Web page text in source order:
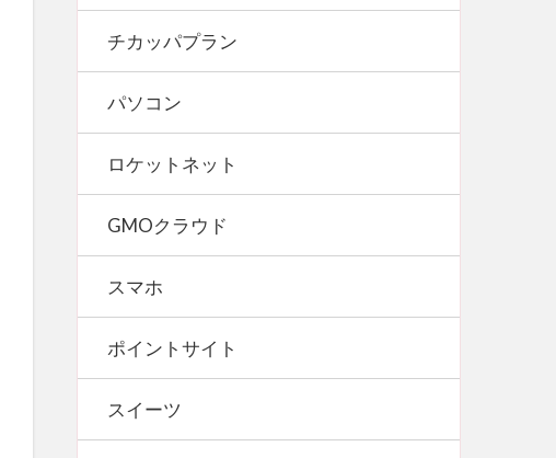
チカッパプラン
パソコン
ロケットネット
GMOクラウド
スマホ
ポイントサイト
スイーツ